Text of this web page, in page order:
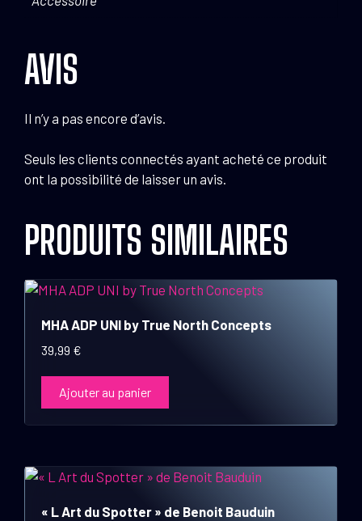
AVIS
Il n’y a pas encore d’avis.
Seuls les clients connectés ayant acheté ce produit
ont la possibilité de laisser un avis.
PRODUITS SIMILAIRES
MHA ADP UNI by True North Concepts
39,99 €
Ajouter au panier
« L Art du Spotter » de Benoit Bauduin